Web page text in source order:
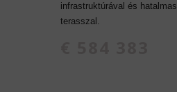
infrastruktúrával és hatalmas
terasszal.